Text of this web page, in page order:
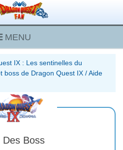
MENU
IX : Les sentinelles du
boss de Dragon Quest IX /Aide
Des Boss